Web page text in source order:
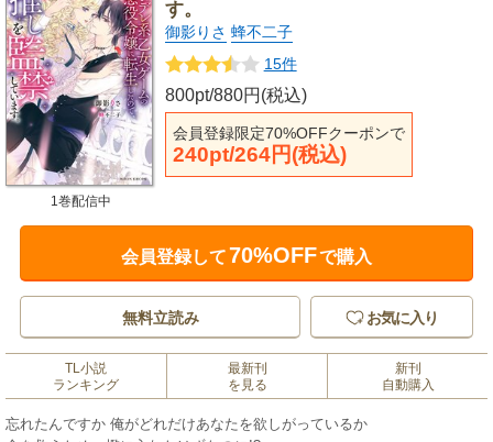
す。
御影りさ 蜂不二子
15件
800pt/880円(税込)
会員登録限定70%OFFクーポンで
240pt/264円(税込)
1巻配信中
会員登録して70%OFFで購入
無料立読み お気に入り
TL小説
ランキング
最新刊
を見る
新刊
自動購入
忘れたんですか 俺がどれだけあなたを欲しがっているか